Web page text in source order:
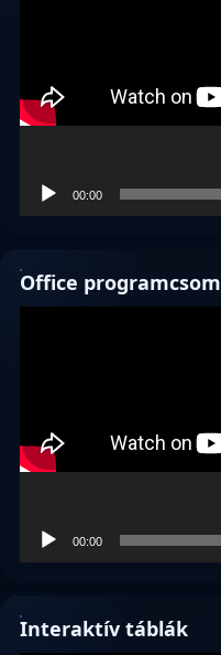
00:00
Office
00:00
Interaktív táblák